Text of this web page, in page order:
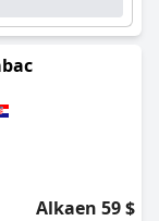
Alkaen 59 $